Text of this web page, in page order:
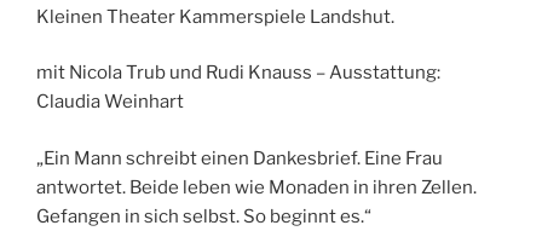
Kleinen Theater Kammerspiele Landshut.
mit Nicola Trub und Rudi Knauss – Ausstattung:
Claudia Weinhart
„Ein Mann schreibt einen Dankesbrief. Eine Frau
antwortet. Beide leben wie Monaden in ihren Zellen.
Gefangen in sich selbst. So beginnt es.“